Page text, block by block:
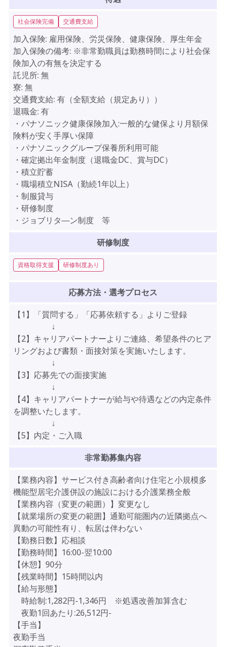
社会保険完備 交通費支給
加入保険: 雇用保険、労災保険、健康保険、厚生年金
加入保険の備考: ※非常勤職員は勤務時間により社会保
険加入の有無を決定する
託児所: 無
寮: 無
交通費支給: 有（全額支給（規定あり））
退職金: 有
・パナソニック健康保険加入:一般的な健保より月額保
険料が安く手厚い保障
・パナソニックグループ保養所利用可能
・確定拠出年金制度（退職金DC、賞与DC）
・積立貯蓄
・職場積立NISA（勤続1年以上）
・制服貸与
・研修制度
・ジョブリタ―ン制度 等
研修制度
資格取得支援 研修制度あり
応募方法・選考プロセス
【1】「質問する」「応募依頼する」よりご登録
↓
【2】キャリアパートナーよりご連絡、希望条件のヒア
リングおよび書類・面接対策を実施いたします。
↓
【3】応募先での面接実施
↓
【4】キャリアパートナーが給与や待遇などの内定条件
を調整いたします。
↓
【5】内定・ご入職
非常勤募集内容
【業務内容】サービス付き高齢者向け住宅と小規模多
機能型居宅介護併設の施設における介護業務全般
【業務内容（変更の範囲）】変更なし
【就業場所の変更の範囲】通勤可能圏内の近隣拠点へ
異動の可能性有り、転居は伴わない
【勤務日数】応相談
【勤務時間】16:00-翌10:00
【休憩】90分
【残業時間】15時間以内
【給与形態】
時給制:1,282円-1,346円 ※処遇改善加算含む
夜勤1回あたり:26,512円-
【手当】
夜勤手当